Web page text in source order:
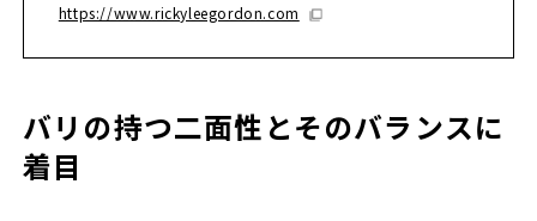
https://www.rickyleegordon.com
バリの持つ二面性とそのバランスに
着目